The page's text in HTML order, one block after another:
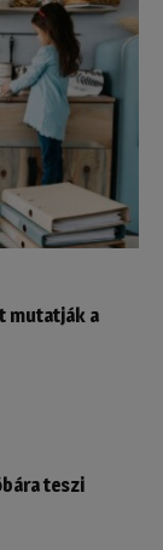
mutatják a
teszi